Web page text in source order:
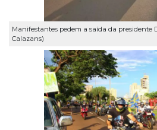
Manifestantes pedem a saída da presidente
Calazans)